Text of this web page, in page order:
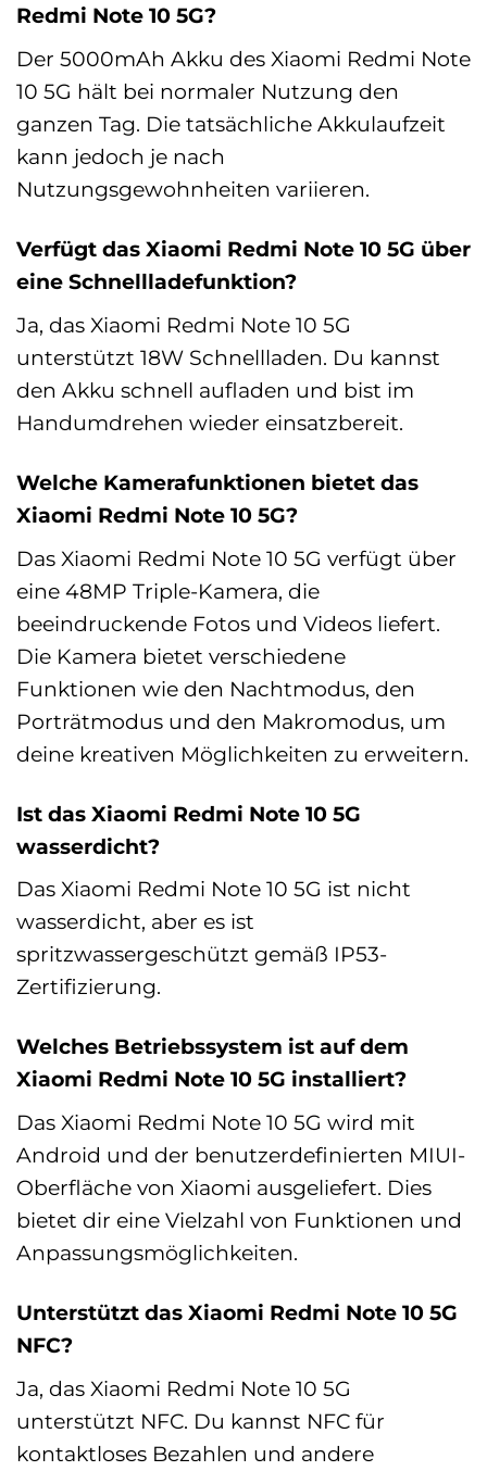
Redmi Note 10 5G?
Der 5000mAh Akku des Xiaomi Redmi Note
10 5G hält bei normaler Nutzung den
ganzen Tag. Die tatsächliche Akkulaufzeit
kann jedoch je nach
Nutzungsgewohnheiten variieren.
Verfügt das Xiaomi Redmi Note 10 5G über
eine Schnellladefunktion?
Ja, das Xiaomi Redmi Note 10 5G
unterstützt 18W Schnellladen. Du kannst
den Akku schnell aufladen und bist im
Handumdrehen wieder einsatzbereit.
Welche Kamerafunktionen bietet das
Xiaomi Redmi Note 10 5G?
Das Xiaomi Redmi Note 10 5G verfügt über
eine 48MP Triple-Kamera, die
beeindruckende Fotos und Videos liefert.
Die Kamera bietet verschiedene
Funktionen wie den Nachtmodus, den
Porträtmodus und den Makromodus, um
deine kreativen Möglichkeiten zu erweitern.
Ist das Xiaomi Redmi Note 10 5G
wasserdicht?
Das Xiaomi Redmi Note 10 5G ist nicht
wasserdicht, aber es ist
spritzwassergeschützt gemäß IP53-
Zertifizierung.
Welches Betriebssystem ist auf dem
Xiaomi Redmi Note 10 5G installiert?
Das Xiaomi Redmi Note 10 5G wird mit
Android und der benutzerdefinierten MIUI-
Oberfläche von Xiaomi ausgeliefert. Dies
bietet dir eine Vielzahl von Funktionen und
Anpassungsmöglichkeiten.
Unterstützt das Xiaomi Redmi Note 10 5G
NFC?
Ja, das Xiaomi Redmi Note 10 5G
unterstützt NFC. Du kannst NFC für
kontaktloses Bezahlen und andere